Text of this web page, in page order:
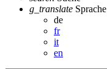
g_translate Sprache
de
fr
it
en